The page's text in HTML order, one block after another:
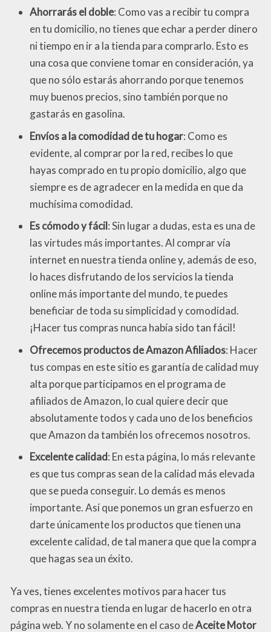
Ahorrarás el doble: Como vas a recibir tu compra
en tu domicilio, no tienes que echar a perder dinero
ni tiempo en ir a la tienda para comprarlo. Esto es
una cosa que conviene tomar en consideración, ya
que no sólo estarás ahorrando porque tenemos
muy buenos precios, sino también porque no
gastarás en gasolina.
Envíos a la comodidad de tu hogar: Como es
evidente, al comprar por la red, recibes lo que
hayas comprado en tu propio domicilio, algo que
siempre es de agradecer en la medida en que da
muchísima comodidad.
Es cómodo y fácil: Sin lugar a dudas, esta es una de
las virtudes más importantes. Al comprar vía
internet en nuestra tienda online y, además de eso,
lo haces disfrutando de los servicios la tienda
online más importante del mundo, te puedes
beneficiar de toda su simplicidad y comodidad.
¡Hacer tus compras nunca había sido tan fácil!
Ofrecemos productos de Amazon Afiliados: Hacer
tus compas en este sitio es garantía de calidad muy
alta porque participamos en el programa de
afiliados de Amazon, lo cual quiere decir que
absolutamente todos y cada uno de los beneficios
que Amazon da también los ofrecemos nosotros.
Excelente calidad: En esta página, lo más relevante
es que tus compras sean de la calidad más elevada
que se pueda conseguir. Lo demás es menos
importante. Así que ponemos un gran esfuerzo en
darte únicamente los productos que tienen una
excelente calidad, de tal manera que que la compra
que hagas sea un éxito.
Ya ves, tienes excelentes motivos para hacer tus
compras en nuestra tienda en lugar de hacerlo en otra
página web. Y no solamente en el caso deAceite Motor